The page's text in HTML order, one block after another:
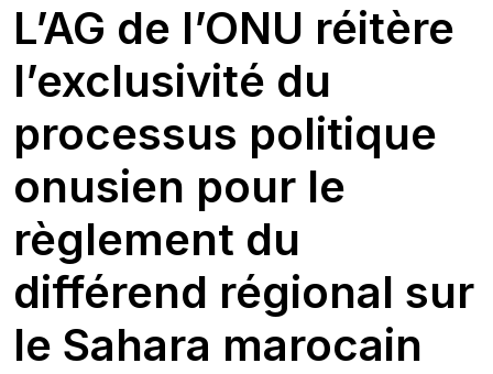
L’AG de l’ONU réitère
l’exclusivité du
processus politique
onusien pour le
règlement du
différend régional sur
le Sahara marocain